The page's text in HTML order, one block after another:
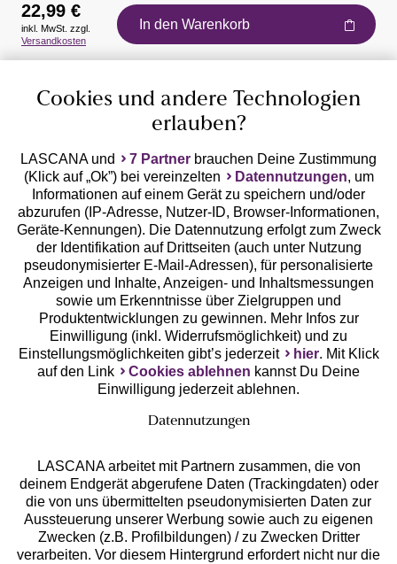
Auszeichnungen
Geprüfte Sicherheit
Unsere Apps
Services
Beratung
22,99 €
inkl. MwSt. zzgl.
Versandkosten
In den Warenkorb
Cookies und andere Technologien
erlauben?
LASCANA und 7 Partner brauchen Deine Zustimmung
(Klick auf „Ok”) bei vereinzelten
Datennutzungen, um
Informationen auf einem Gerät zu speichern und/oder
abzurufen (IP-Adresse, Nutzer-ID, Browser-Informationen,
Geräte-Kennungen). Die Datennutzung erfolgt zum Zweck
der Identifikation auf Drittseiten (auch unter Nutzung
pseudonymisierter E-Mail-Adressen), für personalisierte
Anzeigen und Inhalte, Anzeigen- und Inhaltsmessungen
sowie um Erkenntnisse über Zielgruppen und
Produktentwicklungen zu gewinnen. Mehr Infos zur
Einwilligung (inkl. Widerrufsmöglichkeit) und zu
Einstellungsmöglichkeiten gibt’s jederzeit
hier. Mit Klick
auf den Link
Cookies ablehnen kannst Du Deine
Einwilligung jederzeit ablehnen.
Datennutzungen
LASCANA arbeitet mit Partnern zusammen, die von
deinem Endgerät abgerufene Daten (Trackingdaten) oder
die von uns übermittelten pseudonymisierten Daten zur
Aussteuerung unserer Werbung sowie auch zu eigenen
Zwecken (z.B. Profilbildungen) / zu Zwecken Dritter
verarbeiten. Vor diesem Hintergrund erfordert nicht nur die